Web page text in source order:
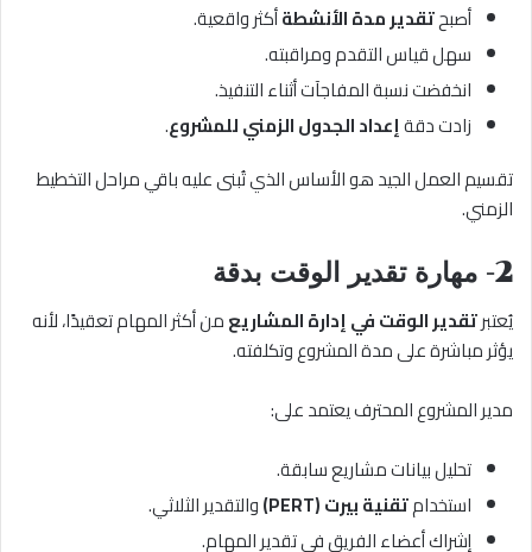
أصبحتقدير مدة الأنشطةأكثر واقعية.
سهل قياس التقدم ومراقبته.
انخفضت نسبة المفاجآت أثناء التنفيذ.
زادت دقةإعداد الجدول الزمني للمشروع.
تقسيم العمل الجيد هو الأساس الذي تُبنى عليه باقي مراحل التخطيط
الزمني.
2- مهارة تقدير الوقت بدقة
يُعتبرتقدير الوقت في إدارة المشاريعمن أكثر المهام تعقيدًا، لأنه
يؤثر مباشرة على مدة المشروع وتكلفته.
مدير المشروع المحترف يعتمد على:
تحليل بيانات مشاريع سابقة.
استخدامتقنية بيرت (PERT)
والتقدير الثلاثي.
إشراك أعضاء الفريق في تقدير المهام.